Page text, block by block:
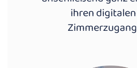
ihren digitalen